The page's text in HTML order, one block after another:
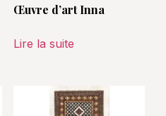
Œuvre d’art Inna
Lire la suite